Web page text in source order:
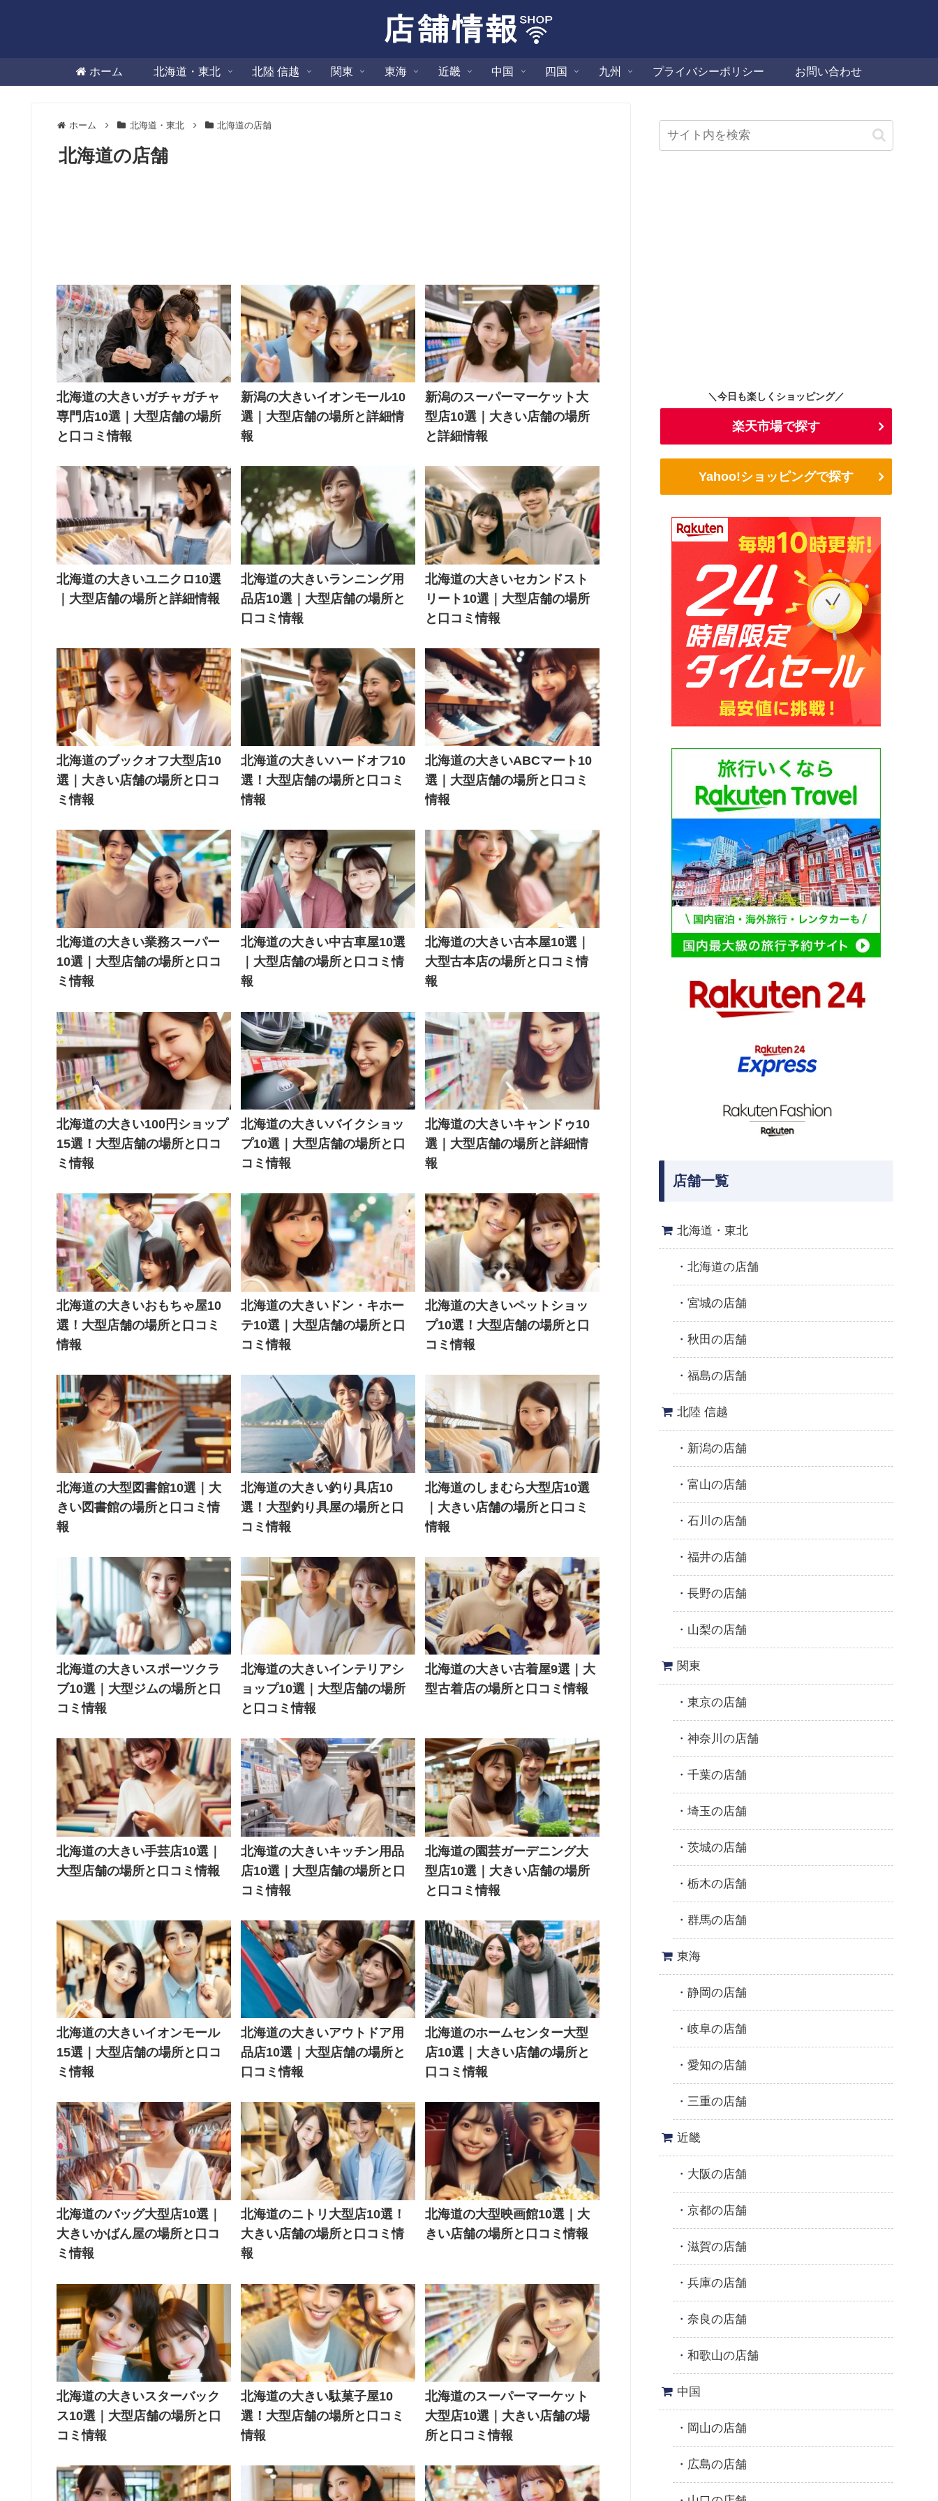
ホーム 北海道・東北 北陸 信越 関東 東海 近畿 中国 四国 九州 プライバシーポリシー お問い合わせ
ホーム 北海道・東北 北海道の店舗
北海道の店舗
北海道の大きいガチャガチャ
専門店10選｜大型店舗の場所
と口コミ情報
新潟の大きいイオンモール10
選｜大型店舗の場所と詳細情
報
新潟のスーパーマーケット大
型店10選｜大きい店舗の場所
と詳細情報
北海道の大きいユニクロ10選
｜大型店舗の場所と詳細情報
北海道の大きいランニング用
品店10選｜大型店舗の場所と
口コミ情報
北海道の大きいセカンドスト
リート10選｜大型店舗の場所
と口コミ情報
北海道のブックオフ大型店10
選｜大きい店舗の場所と口コ
ミ情報
北海道の大きいハードオフ10
選！大型店舗の場所と口コミ
情報
北海道の大きいABCマート10
選｜大型店舗の場所と口コミ
情報
北海道の大きい業務スーパー
10選｜大型店舗の場所と口コ
ミ情報
北海道の大きい中古車屋10選
｜大型店舗の場所と口コミ情
報
北海道の大きい古本屋10選｜
大型古本店の場所と口コミ情
報
北海道の大きい100円ショップ
15選！大型店舗の場所と口コ
ミ情報
北海道の大きいバイクショッ
プ10選｜大型店舗の場所と口
コミ情報
北海道の大きいキャンドゥ10
選｜大型店舗の場所と詳細情
報
北海道の大きいおもちゃ屋10
選！大型店舗の場所と口コミ
情報
北海道の大きいドン・キホー
テ10選｜大型店舗の場所と口
コミ情報
北海道の大きいペットショッ
プ10選！大型店舗の場所と口
コミ情報
北海道の大型図書館10選｜大
きい図書館の場所と口コミ情
報
北海道の大きい釣り具店10
選！大型釣り具屋の場所と口
コミ情報
北海道のしまむら大型店10選
｜大きい店舗の場所と口コミ
情報
北海道の大きいスポーツクラ
ブ10選｜大型ジムの場所と口
コミ情報
北海道の大きいインテリアシ
ョップ10選｜大型店舗の場所
と口コミ情報
北海道の大きい古着屋9選｜大
型古着店の場所と口コミ情報
北海道の大きい手芸店10選｜
大型店舗の場所と口コミ情報
北海道の大きいキッチン用品
店10選｜大型店舗の場所と口
コミ情報
北海道の園芸ガーデニング大
型店10選｜大きい店舗の場所
と口コミ情報
北海道の大きいイオンモール
15選｜大型店舗の場所と口コ
ミ情報
北海道の大きいアウトドア用
品店10選｜大型店舗の場所と
口コミ情報
北海道のホームセンター大型
店10選｜大きい店舗の場所と
口コミ情報
北海道のバッグ大型店10選｜
大きいかばん屋の場所と口コ
ミ情報
北海道のニトリ大型店10選！
大きい店舗の場所と口コミ情
報
北海道の大型映画館10選｜大
きい店舗の場所と口コミ情報
北海道の大きいスターバック
ス10選｜大型店舗の場所と口
コミ情報
北海道の大きい駄菓子屋10
選！大型店舗の場所と口コミ
情報
北海道のスーパーマーケット
大型店10選｜大きい店舗の場
所と口コミ情報
＼今日も楽しくショッピング／
楽天市場で探す
Yahoo!ショッピングで探す
店舗一覧
北海道・東北
北海道の店舗
宮城の店舗
秋田の店舗
福島の店舗
北陸 信越
新潟の店舗
富山の店舗
石川の店舗
福井の店舗
長野の店舗
山梨の店舗
関東
東京の店舗
神奈川の店舗
千葉の店舗
埼玉の店舗
茨城の店舗
栃木の店舗
群馬の店舗
東海
静岡の店舗
岐阜の店舗
愛知の店舗
三重の店舗
近畿
大阪の店舗
京都の店舗
滋賀の店舗
兵庫の店舗
奈良の店舗
和歌山の店舗
中国
岡山の店舗
広島の店舗